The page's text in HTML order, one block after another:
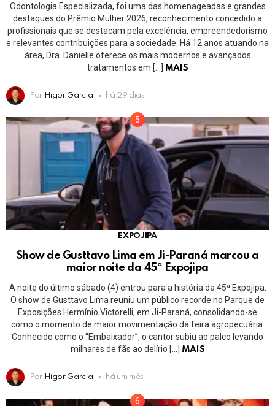
Odontologia Especializada, foi uma das homenageadas e grandes
destaques do Prêmio Mulher 2026, reconhecimento concedido a
profissionais que se destacam pela excelência, empreendedorismo
e relevantes contribuições para a sociedade. Há 12 anos atuando na
área, Dra. Danielle oferece os mais modernos e avançados
tratamentos em […]
MAIS
Por Higor Garcia há 29 dias
EXPOJIPA
Show de Gusttavo Lima em Ji-Paraná marcou a
maior noite da 45ª Expojipa
A noite do último sábado (4) entrou para a história da 45ª Expojipa.
O show de Gusttavo Lima reuniu um público recorde no Parque de
Exposições Hermínio Victorelli, em Ji-Paraná, consolidando-se
como o momento de maior movimentação da feira agropecuária.
Conhecido como o “Embaixador”, o cantor subiu ao palco levando
milhares de fãs ao delírio […]
MAIS
Por Higor Garcia há um mês